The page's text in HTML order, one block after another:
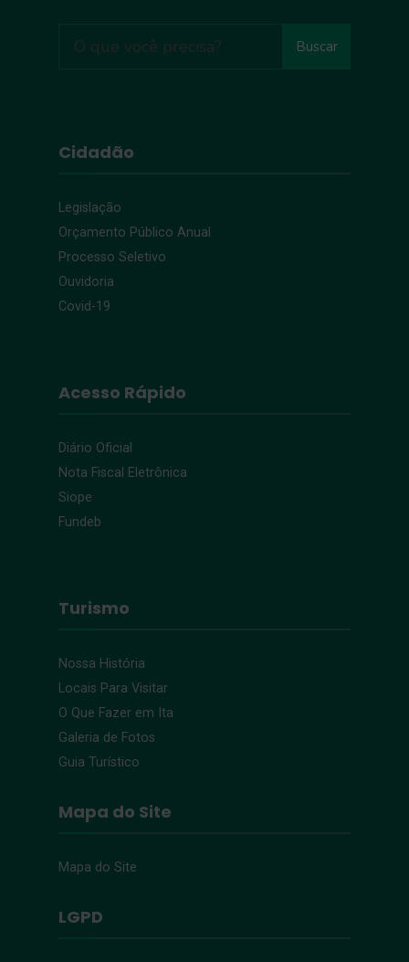
Buscar
Cidadão
Legislação
Orçamento Público Anual
Processo Seletivo
Ouvidoria
Covid-19
Acesso Rápido
Diário Oficial
Nota Fiscal Eletrônica
Siope
Fundeb
Turismo
Nossa História
Locais Para Visitar
O Que Fazer em Ita
Galeria de Fotos
Guia Turístico
Mapa do Site
Mapa do Site
LGPD